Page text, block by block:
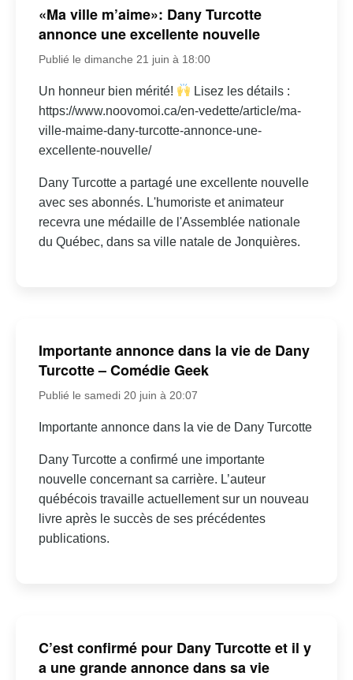
«Ma ville m’aime»: Dany Turcotte
annonce une excellente nouvelle
Publié le dimanche 21 juin à 18:00
Un honneur bien mérité!
Lisez les détails :
https://www.noovomoi.ca/en-vedette/article/ma-
ville-maime-dany-turcotte-annonce-une-
excellente-nouvelle/
Dany Turcotte a partagé une excellente nouvelle
avec ses abonnés. L'humoriste et animateur
recevra une médaille de l'Assemblée nationale
du Québec, dans sa ville natale de Jonquières.
Importante annonce dans la vie de Dany
Turcotte – Comédie Geek
Publié le samedi 20 juin à 20:07
Importante annonce dans la vie de Dany Turcotte
Dany Turcotte a confirmé une importante
nouvelle concernant sa carrière. L’auteur
québécois travaille actuellement sur un nouveau
livre après le succès de ses précédentes
publications.
C’est confirmé pour Dany Turcotte et il y
a une grande annonce dans sa vie